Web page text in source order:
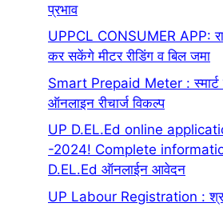
प्रभाव
UPPCL CONSUMER APP:
कर सकेंगे मीटर रीडिंग व बिल जमा
Smart Prepaid Meter : स्मार्ट
ऑनलाइन रीचार्ज विकल्प
UP D.EL.Ed online
-2024! Complete
D.EL.Ed ऑनलाईन आवेदन
UP Labour Registration :